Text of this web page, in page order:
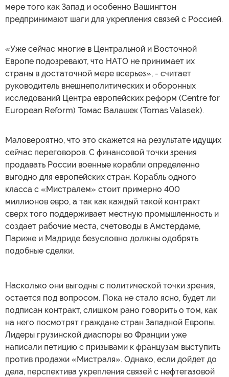
мере того как Запад и особенно Вашингтон
предпринимают шаги для укрепления связей с Россией.
«Уже сейчас многие в Центральной и Восточной
Европе подозревают, что НАТО не принимает их
страны в достаточной мере всерьез», - считает
руководитель внешнеполитических и оборонных
исследований Центра европейских реформ (Centre for
European Reform) Томас Валашек (Tomas Valasek).
Маловероятно, что это скажется на результате идущих
сейчас переговоров. С финансовой точки зрения
продавать России военные корабли определенно
выгодно для европейских стран. Корабль одного
класса с «Мистралем» стоит примерно 400
миллионов евро, а так как каждый такой контракт
сверх того поддерживает местную промышленность и
создает рабочие места, счетоводы в Амстердаме,
Париже и Мадриде безусловно должны одобрять
подобные сделки.
Насколько они выгодны с политической точки зрения,
остается под вопросом. Пока не стало ясно, будет ли
подписан контракт, слишком рано говорить о том, как
на него посмотрят граждане стран Западной Европы.
Лидеры грузинской диаспоры во Франции уже
написали петицию с призывами к французам выступить
против продажи «Мистраля». Однако, если дойдет до
дела, перспектива укрепления связей с нефтегазовой